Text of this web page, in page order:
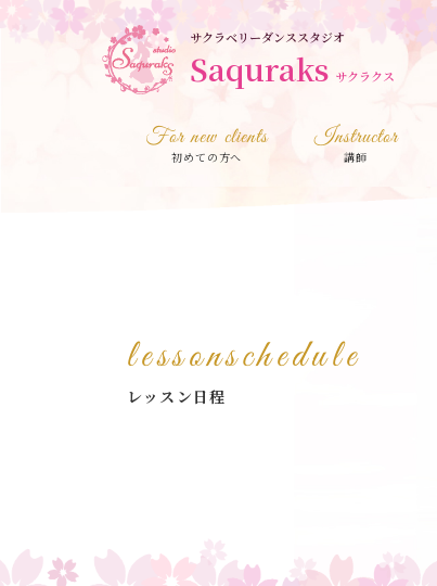
サクラベリーダンススタジオ
Saquraks サクラクス
For new clients
初めての方へ
Instructor
講師
lessonschedule
レッスン日程